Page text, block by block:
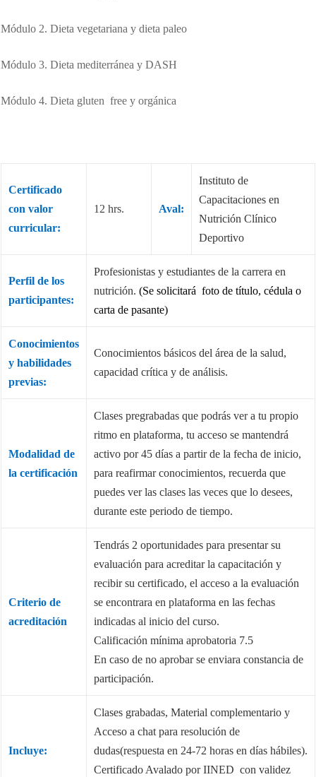
Módulo 2. Dieta vegetariana y dieta paleo
Módulo 3. Dieta mediterránea y DASH
Módulo 4. Dieta gluten free y orgánica
Certificado
con valor
curricular:
12 hrs. Aval:
Instituto de
Capacitaciones en
Nutrición Clínico
Deportivo
Perfil de los
participantes:
Profesionistas y estudiantes de la carrera en
nutrición. (Se solicitará foto de título, cédula o
carta de pasante)
Conocimientos
y habilidades
previas:
Conocimientos básicos del área de la salud,
capacidad crítica y de análisis.
Modalidad de
la certificación
Clases pregrabadas que podrás ver a tu propio
ritmo en plataforma, tu acceso se mantendrá
activo por 45 días a partir de la fecha de inicio,
para reafirmar conocimientos, recuerda que
puedes ver las clases las veces que lo desees,
durante este periodo de tiempo.
Criterio de
acreditación
Tendrás 2 oportunidades para presentar su
evaluación para acreditar la capacitación y
recibir su certificado, el acceso a la evaluación
se encontrara en plataforma en las fechas
indicadas al inicio del curso.
Calificación mínima aprobatoria 7.5
En caso de no aprobar se enviara constancia de
participación.
Incluye:
Clases grabadas, Material complementario y
Acceso a chat para resolución de
dudas(respuesta en 24-72 horas en días hábiles).
Certificado Avalado por IINED con validez